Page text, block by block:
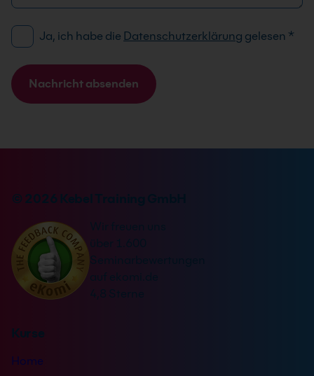
*
*
E
-
M
l
d
s
s
e
D
S
G
V
O
i
e
t
ä
n
i
*
Ja, ich habe die Datenschutzerklärung gelesen *
Nachricht absenden
n
i
e
© 2026 Kebel Training GmbH
Wir freuen uns
über 1.600
Seminarbewertungen
auf ekomi.de
4,8 Sterne
Kurse
Home